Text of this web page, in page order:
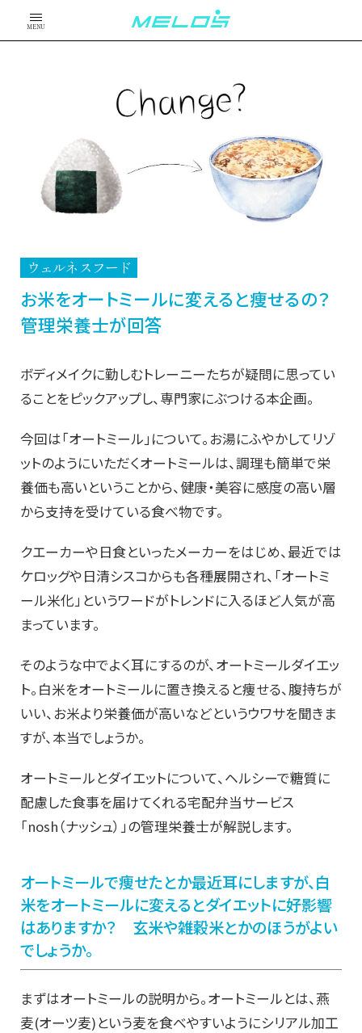
MENU
ウェルネスフード
お米をオートミールに変えると痩せるの？
管理栄養士が回答
ボディメイクに勤しむトレーニーたちが疑問に思ってい
ることをピックアップし、専門家にぶつける本企画。
今回は「オートミール」について。お湯にふやかしてリゾ
ットのようにいただくオートミールは、調理も簡単で栄
養価も高いということから、健康・美容に感度の高い層
から支持を受けている食べ物です。
クエーカーや日食といったメーカーをはじめ、最近では
ケロッグや日清シスコからも各種展開され、「オートミ
ール米化」というワードがトレンドに入るほど人気が高
まっています。
そのような中でよく耳にするのが、オートミールダイエッ
ト。白米をオートミールに置き換えると痩せる、腹持ちが
いい、お米より栄養価が高いなどというウワサを聞きま
すが、本当でしょうか。
オートミールとダイエットについて、ヘルシーで糖質に
配慮した食事を届けてくれる宅配弁当サービス
「‎nosh（ナッシュ）」の管理栄養士が解説します。
オートミールで痩せたとか最近耳にしますが、白
米をオートミールに変えるとダイエットに好影響
はありますか？ 玄米や雑穀米とかのほうがよい
でしょうか。
まずはオートミールの説明から。オートミールとは、燕
麦(オーツ麦)という麦を食べやすいようにシリアル加工